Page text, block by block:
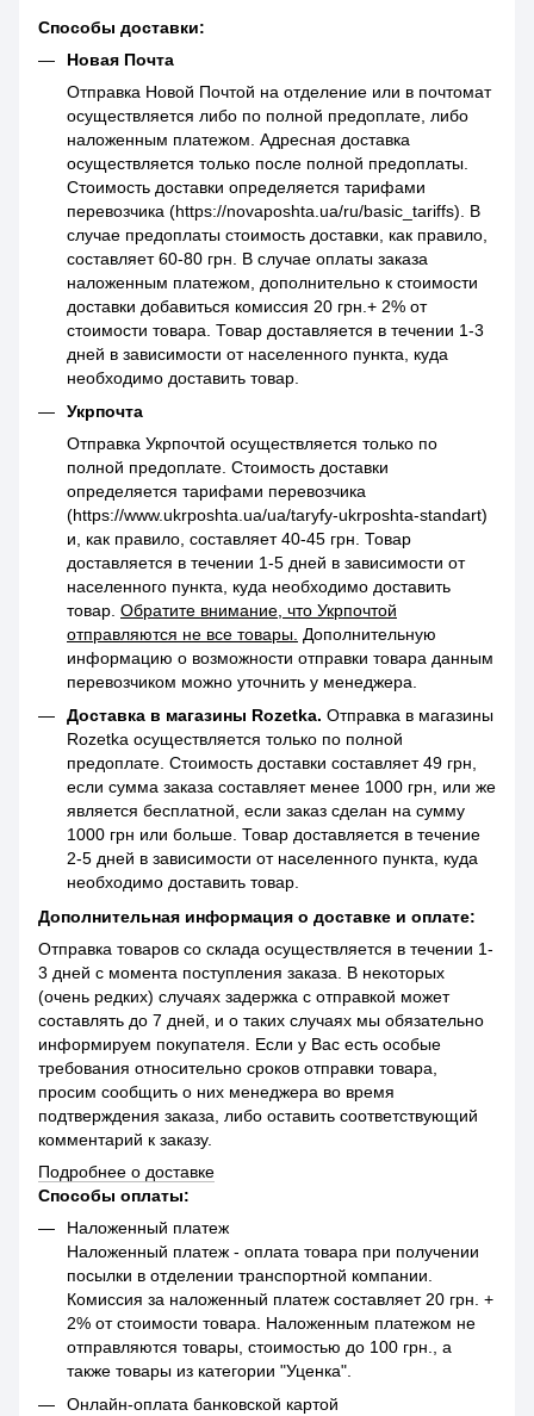
Способы доставки:
Новая Почта
Отправка Новой Почтой на отделение или в почтомат
осуществляется либо по полной предоплате, либо
наложенным платежом. Адресная доставка
осуществляется только после полной предоплаты.
Стоимость доставки определяется тарифами
перевозчика (https://novaposhta.ua/ru/basic_tariffs). В
случае предоплаты стоимость доставки, как правило,
составляет 60-80 грн. В случае оплаты заказа
наложенным платежом, дополнительно к стоимости
доставки добавиться комиссия 20 грн.+ 2% от
стоимости товара. Товар доставляется в течении 1-3
дней в зависимости от населенного пункта, куда
необходимо доставить товар.
Укрпочта
Отправка Укрпочтой осуществляется только по
полной предоплате. Стоимость доставки
определяется тарифами перевозчика
(https://www.ukrposhta.ua/ua/taryfy-ukrposhta-standart)
и, как правило, составляет 40-45 грн. Товар
доставляется в течении 1-5 дней в зависимости от
населенного пункта, куда необходимо доставить
товар. Обратите внимание, что Укрпочтой
отправляются не все товары. Дополнительную
информацию о возможности отправки товара данным
перевозчиком можно уточнить у менеджера.
Доставка в магазины Rozetka. Отправка в магазины
Rozetka осуществляется только по полной
предоплате. Стоимость доставки составляет 49 грн,
если сумма заказа составляет менее 1000 грн, или же
является бесплатной, если заказ сделан на сумму
1000 грн или больше. Товар доставляется в течение
2-5 дней в зависимости от населенного пункта, куда
необходимо доставить товар.
Дополнительная информация о доставке и оплате:
Отправка товаров со склада осуществляется в течении 1-
3 дней с момента поступления заказа. В некоторых
(очень редких) случаях задержка с отправкой может
составлять до 7 дней, и о таких случаях мы обязательно
информируем покупателя. Если у Вас есть особые
требования относительно сроков отправки товара,
просим сообщить о них менеджера во время
подтверждения заказа, либо оставить соответствующий
комментарий к заказу.
Подробнее о доставке
Способы оплаты:
Наложенный платеж
Наложенный платеж - оплата товара при получении
посылки в отделении транспортной компании.
Комиссия за наложенный платеж составляет 20 грн. +
2% от стоимости товара. Наложенным платежом не
отправляются товары, стоимостью до 100 грн., а
также товары из категории "Уценка".
Онлайн-оплата банковской картой